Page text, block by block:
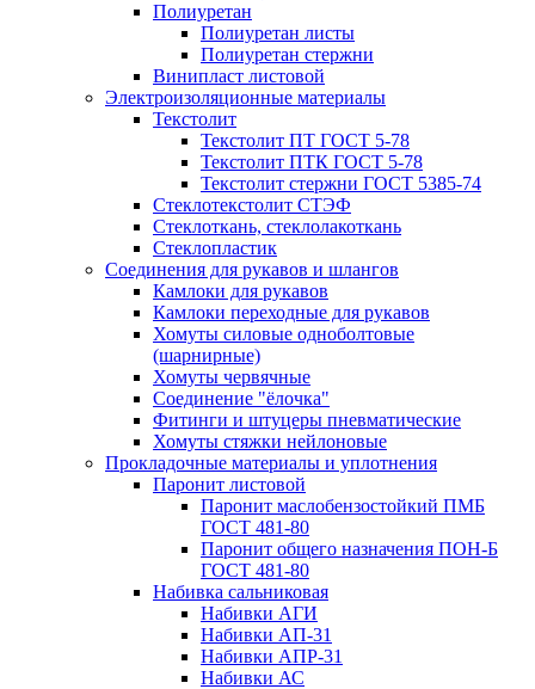
Полиуретан
Полиуретан листы
Полиуретан стержни
Винипласт листовой
Электроизоляционные материалы
Текстолит
Текстолит ПТ ГОСТ 5-78
Текстолит ПТК ГОСТ 5-78
Текстолит стержни ГОСТ 5385-74
Стеклотекстолит СТЭФ
Стеклоткань, стеклолакоткань
Стеклопластик
Соединения для рукавов и шлангов
Камлоки для рукавов
Камлоки переходные для рукавов
Хомуты силовые одноболтовые
(шарнирные)
Хомуты червячные
Соединение "ёлочка"
Фитинги и штуцеры пневматические
Хомуты стяжки нейлоновые
Прокладочные материалы и уплотнения
Паронит листовой
Паронит маслобензостойкий ПМБ
ГОСТ 481-80
Паронит общего назначения ПОН-Б
ГОСТ 481-80
Набивка сальниковая
Набивки АГИ
Набивки АП-31
Набивки АПР-31
Набивки АС